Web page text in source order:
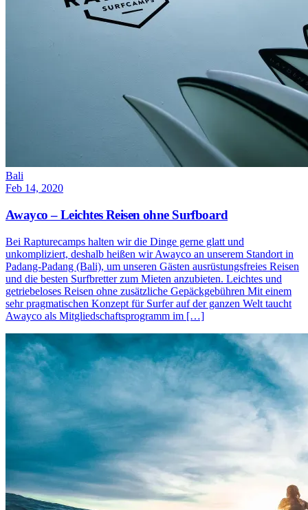
Bali
Feb 14, 2020
Awayco – Leichtes Reisen ohne Surfboard
Bei Rapturecamps halten wir die Dinge gerne glatt und
unkompliziert, deshalb heißen wir Awayco an unserem Standort in
Padang-Padang (Bali), um unseren Gästen ausrüstungsfreies Reisen
und die besten Surfbretter zum Mieten anzubieten. Leichtes und
getriebeloses Reisen ohne zusätzliche Gepäckgebühren Mit einem
sehr pragmatischen Konzept für Surfer auf der ganzen Welt taucht
Awayco als Mitgliedschaftsprogramm im […]